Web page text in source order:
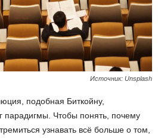
Источник: Unsplash
подобная Биткойну,
парадигмы. Чтобы понять, почему
узнавать всё больше о том,